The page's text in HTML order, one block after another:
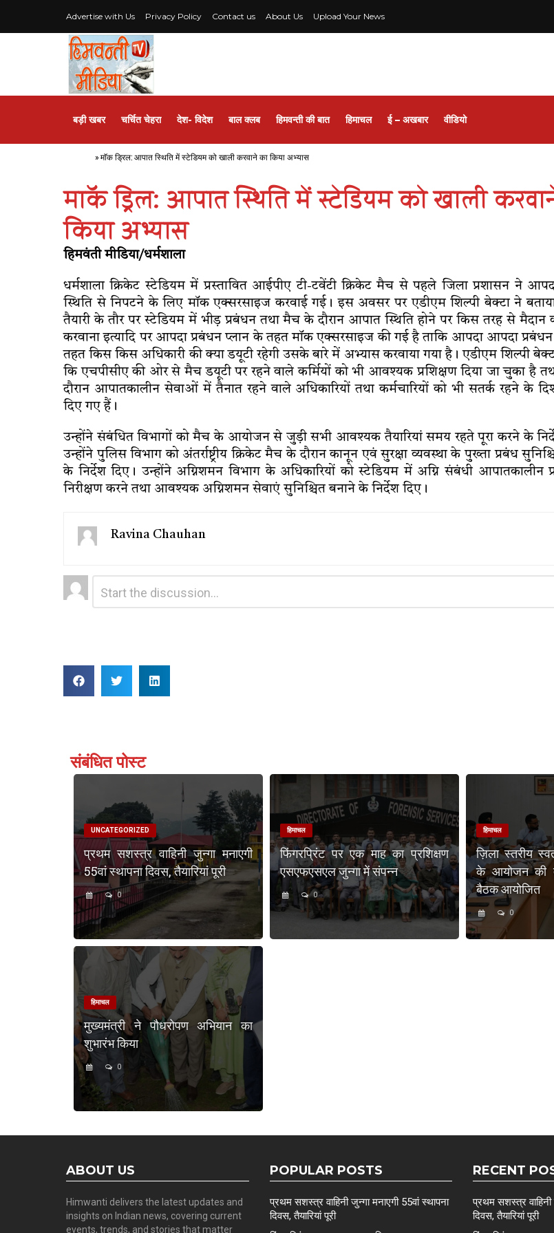
Advertise with Us Privacy Policy Contact us About Us Upload Your News
बड़ी खबर चर्चित चेहरा देश- विदेश बाल क्लब हिमवन्ती की बात हिमाचल ई – अखबार वीडियो
» माॅक ड्रिल: आपात स्थिति में स्टेडियम को खाली करवाने का किया अभ्यास
माॅक ड्रिल: आपात स्थिति में स्टेडियम को खाली
किया अभ्यास
हिमवंती मीडिया/धर्मशाला
धर्मशाला क्रिकेट स्टेडियम में प्रस्तावित आईपीए टी-टवेंटी क्रिकेट मैच से पहले जिला प्रशासन ने
स्थिति से निपटने के लिए माॅक एक्सरसाइज करवाई गई। इस अवसर पर एडीएम शिल्पी बेक्टा ने
तैयारी के तौर पर स्टेडियम में भीड़ प्रबंधन तथा मैच के दौरान आपात स्थिति होने पर किस तरह से मैदान
करवाना इत्यादि पर आपदा प्रबंधन प्लान के तहत माॅक एक्सरसाइज की गई है ताकि आपदा आपदा
तहत किस किस अधिकारी की क्या डयूटी रहेगी उसके बारे में अभ्यास करवाया गया है। एडीएम शिल्पी
कि एचपीसीए की ओर से मैच डयूटी पर रहने वाले कर्मियों को भी आवश्यक प्रशिक्षण दिया जा चुका है
दौरान आपातकालीन सेवाओं में तैनात रहने वाले अधिकारियों तथा कर्मचारियों को भी सतर्क रहने के
दिए गए हैं।
उन्होंने संबंधित विभागों को मैच के आयोजन से जुड़ी सभी आवश्यक तैयारियां समय रहते पूरा करने के
उन्होंने पुलिस विभाग को अंतर्राष्ट्रीय क्रिकेट मैच के दौरान कानून एवं सुरक्षा व्यवस्था के पुख्ता प्रबंध
के निर्देश दिए। उन्होंने अग्निशमन विभाग के अधिकारियों को स्टेडियम में अग्नि संबंधी आपातकालीन
निरीक्षण करने तथा आवश्यक अग्निशमन सेवाएं सुनिश्चित बनाने के निर्देश दिए।
Ravina Chauhan
Leave
a
संबंधित पोस्ट
UNCATEGORIZED
प्रथम सशस्त्र वाहिनी जुन्गा मनाएगी
55वां स्थापना दिवस, तैयारियां पूरी
0
हिमाचल
फिंगरप्रिंट पर एक माह का प्रशिक्षण
एसएफएसएल जुन्गा में संपन्न
0
हिमाचल
ज़िला स्तरीय
के आयोजन की
बैठक आयोजित
0
हिमाचल
मुख्यमंत्री ने पौधरोपण अभियान का
शुभारंभ किया
0
ABOUT US
Himwanti delivers the latest updates and
insights on Indian news, covering current
events, trends, and stories that matter
POPULAR POSTS
प्रथम सशस्त्र वाहिनी जुन्गा मनाएगी 55वां स्थापना
दिवस, तैयारियां पूरी
RECENT
प्रथम सशस्त्र वाहिनी
दिवस, तैयारियां पूरी